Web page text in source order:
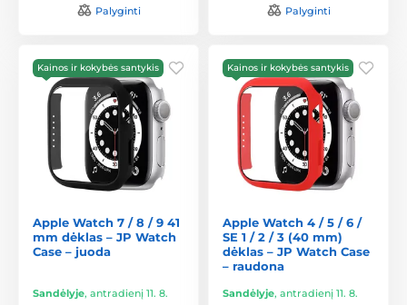
Palyginti Palyginti
Kainos ir kokybės santykis
Apple Watch 7 / 8 / 9 41
mm dėklas – JP Watch
Case – juoda
Sandėlyje, antradienį 11. 8.
Kainos ir kokybės santykis
Apple Watch 4 / 5 / 6 /
SE 1 / 2 / 3 (40 mm)
dėklas – JP Watch Case
– raudona
Sandėlyje, antradienį 11. 8.